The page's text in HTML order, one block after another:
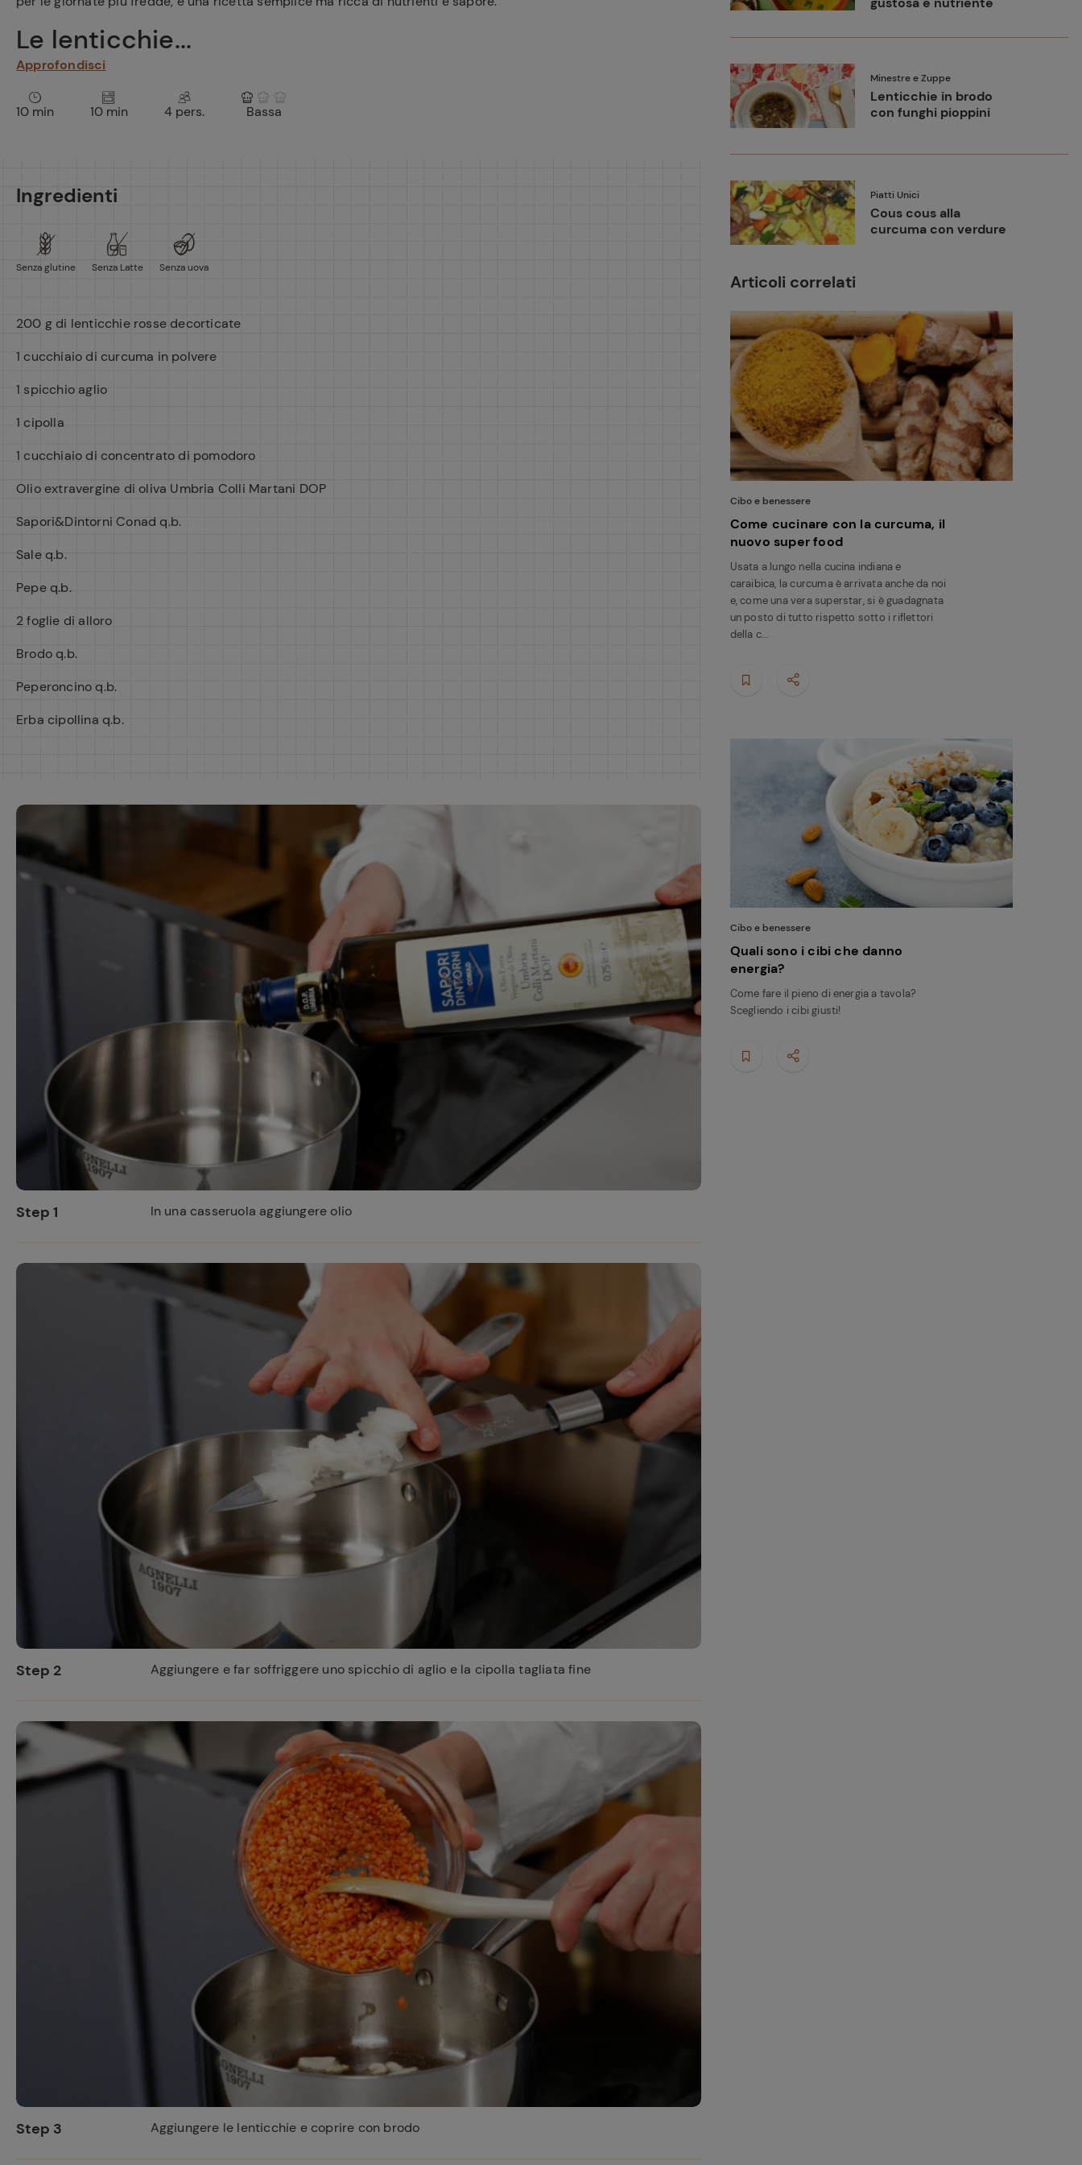
Le lenticchie...
Approfondisci
10 min 10 min 4 pers. Bassa
Ingredienti
Senza glutine Senza Latte Senza uova
200 g di lenticchie rosse decorticate
1 cucchiaio di curcuma in polvere
1 spicchio aglio
1 cipolla
1 cucchiaio di concentrato di pomodoro
Olio extravergine di oliva Umbria Colli Martani DOP
Sapori&Dintorni Conad q.b.
Sale q.b.
Pepe q.b.
2 foglie di alloro
Brodo q.b.
Peperoncino q.b.
Erba cipollina q.b.
Step 1 In una casseruola aggiungere olio
Step 2 Aggiungere e far soffriggere uno spicchio di aglio e la cipolla tagliata fine
Step 3 Aggiungere le lenticchie e coprire con brodo
Minestre e Zuppe
Lenticchie in brodo
con funghi pioppini
Piatti Unici
Cous cous alla
curcuma con verdure
Articoli correlati
Cibo e benessere
Come cucinare con la curcuma, il
nuovo super food
Usata a lungo nella cucina indiana e
caraibica, la curcuma è arrivata anche da noi
e, come una vera superstar, si è guadagnata
un posto di tutto rispetto sotto i riflettori
della c...
Cibo e benessere
Quali sono i cibi che danno
energia?
Come fare il pieno di energia a tavola?
Scegliendo i cibi giusti!
Ricette preferite